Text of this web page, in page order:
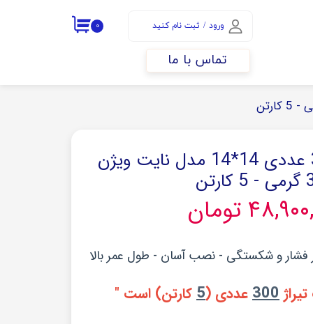
ورود / ثبت نام کنید
تغییر گذر واژه
۰
تماس با ما
کم باکس پرو 300 عددی 14*14 مدل نایت ویژن
تومان
300عددی (5کارتن) است "